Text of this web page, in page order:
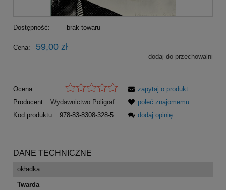
Dostępność: brak towaru
Cena: 59,00 zł
dodaj do przechowalni
Ocena:
Producent:
Wydawnictwo Poligraf
Kod produktu:
978-83-8308-328-5
zapytaj o produkt
poleć znajomemu
dodaj opinię
DANE TECHNICZNE
okładka
Twarda